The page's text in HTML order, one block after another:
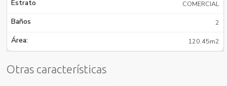
Estrato COMERCIAL
Baños 2
Área: 120.45m2
Otras características